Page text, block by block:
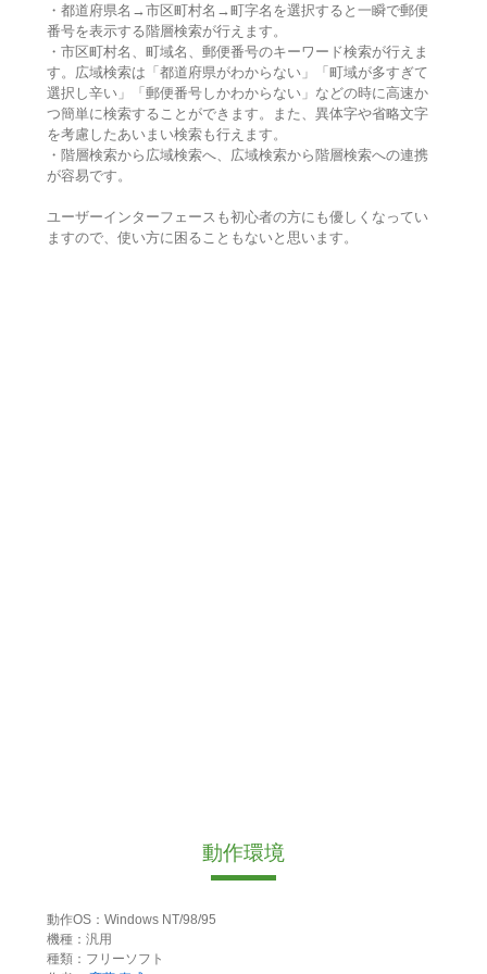
・都道府県名→市区町村名→町字名を選択すると一瞬で郵便
番号を表示する階層検索が行えます。
・市区町村名、町域名、郵便番号のキーワード検索が行えま
す。広域検索は「都道府県がわからない」「町域が多すぎて
選択し辛い」「郵便番号しかわからない」などの時に高速か
つ簡単に検索することができます。また、異体字や省略文字
を考慮したあいまい検索も行えます。
・階層検索から広域検索へ、広域検索から階層検索への連携
が容易です。
ユーザーインターフェースも初心者の方にも優しくなってい
ますので、使い方に困ることもないと思います。
動作環境
動作OS：Windows NT/98/95
機種：汎用
種類：フリーソフト